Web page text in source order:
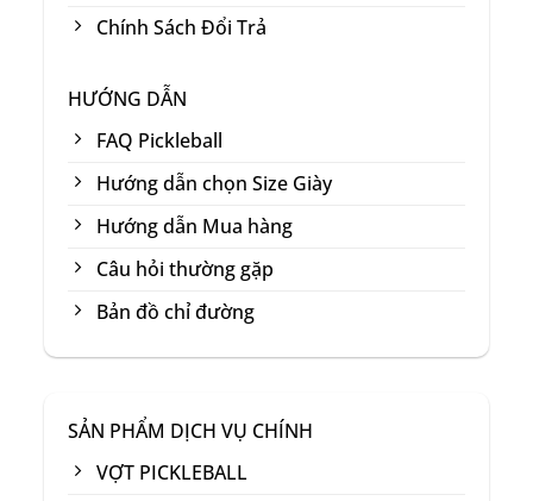
Chính Sách Đổi Trả
HƯỚNG DẪN
FAQ Pickleball
Hướng dẫn chọn Size Giày
Hướng dẫn Mua hàng
Câu hỏi thường gặp
Bản đồ chỉ đường
SẢN PHẨM DỊCH VỤ CHÍNH
VỢT PICKLEBALL